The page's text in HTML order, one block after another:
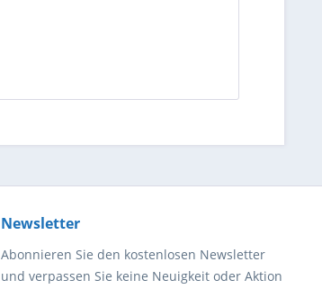
Newsletter
Abonnieren Sie den kostenlosen Newsletter
und verpassen Sie keine Neuigkeit oder Aktion